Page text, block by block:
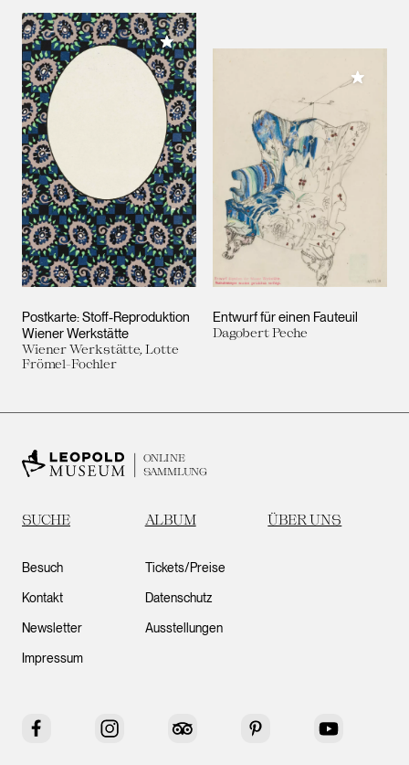
Postkarte: Stoff-Reproduktion
Wiener Werkstätte
Wiener Werkstätte, Lotte
Frömel-Fochler
Meiner Sammlung hinzufügen
Entwurf für einen Fauteuil
Dagobert Peche
Meiner
ONLINE
SAMMLUNG
SUCHE ALBUM ÜBER UNS
Besuch
Kontakt
Newsletter
Impressum
Tickets/Preise
Datenschutz
Ausstellungen
Facebook Instagram Tripadvisor Pinterest YouTube